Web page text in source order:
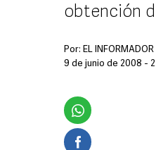
obtención
Por: EL INFORMADOR
9 de junio de 2008 -